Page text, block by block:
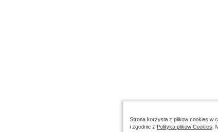
Strona korzysta z plikow cookies w
i zgodnie z Polityka plikow Cookies .